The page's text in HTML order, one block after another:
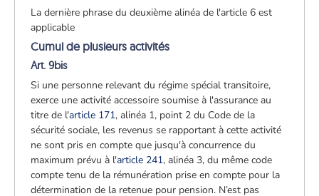
La dernière phrase du deuxième alinéa de l'article 6 est
applicable
Cumul de plusieurs activités
Art. 9bis
Si une personne relevant du régime spécial transitoire,
exerce une activité accessoire soumise à l'assurance au
titre de l'article 171, alinéa 1, point 2 du Code de la
sécurité sociale, les revenus se rapportant à cette activité
ne sont pris en compte que jusqu'à concurrence du
maximum prévu à l'article 241, alinéa 3, du même code
compte tenu de la rémunération prise en compte pour la
détermination de la retenue pour pension. N’est pas